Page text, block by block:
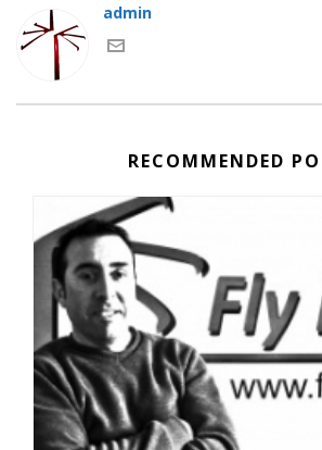
admin
RECOMMENDED